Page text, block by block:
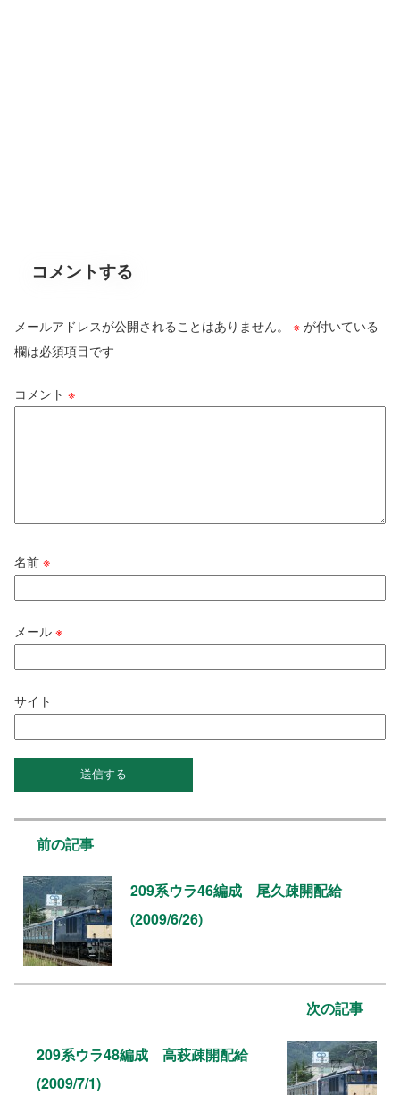
コメントする
メールアドレスが公開されることはありません。 ※が付いている
欄は必須項目です
コメント ※
名前※
メール※
サイト
前の記事
209系ウラ46編成 尾久疎開配給
(2009/6/26)
次の記事
209系ウラ48編成 高萩疎開配給
(2009/7/1)